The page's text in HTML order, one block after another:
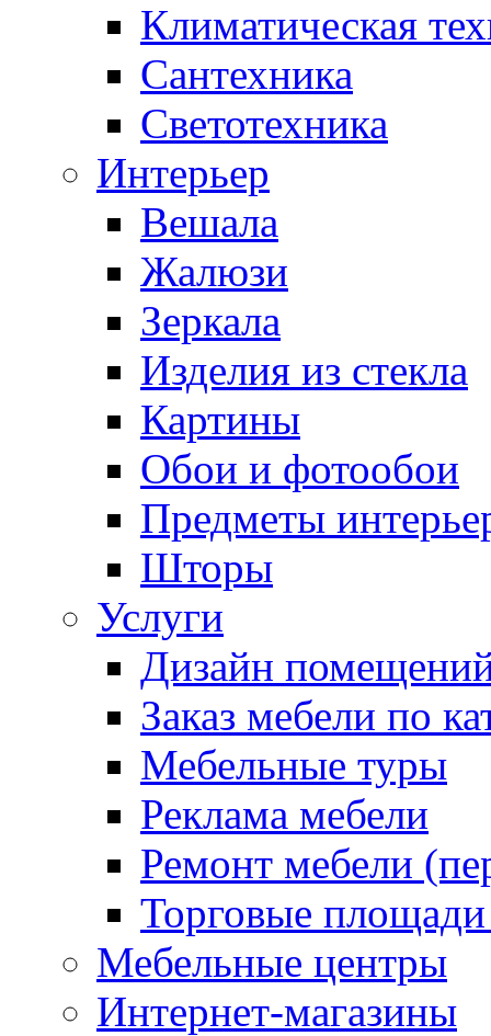
Климатическая
Сантехника
Светотехника
Интерьер
Вешала
Жалюзи
Зеркала
Изделия из стекла
Картины
Обои и фотообои
Предметы
Шторы
Услуги
Дизайн
Заказ мебели по
Мебельные туры
Реклама мебели
Ремонт мебели
Торговые
Мебельные центры
Интернет-магазины